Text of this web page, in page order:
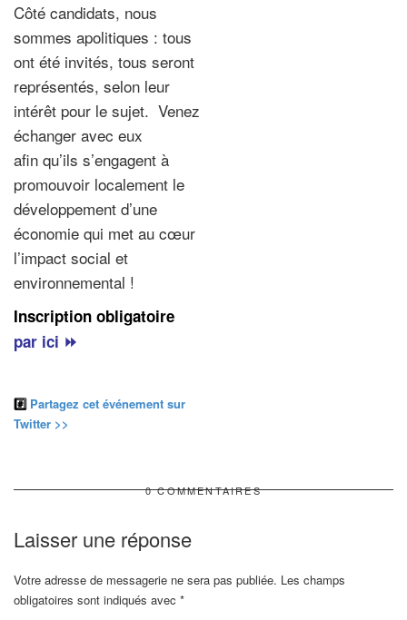
Côté candidats, nous
sommes apolitiques : tous
ont été invités, tous seront
représentés, selon leur
intérêt pour le sujet. Venez
échanger avec eux
afin qu’ils s’engagent à
promouvoir localement le
développement d’une
économie qui met au cœur
l’impact social et
environnemental !
Inscription obligatoire
par ici ⏩
#️⃣ Partagez cet événement sur
Twitter >>
0 COMMENTAIRES
Laisser une réponse
Votre adresse de messagerie ne sera pas publiée. Les champs
obligatoires sont indiqués avec *